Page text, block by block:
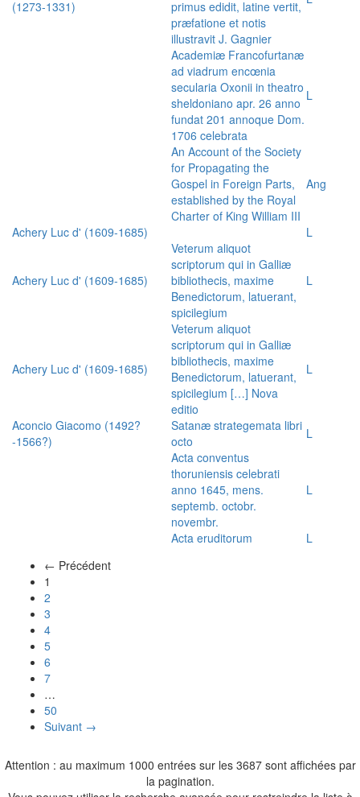
(1273-1331)
primus edidit, latine vertit,
præfatione et notis
illustravit J. Gagnier
Academiæ Francofurtanæ
ad viadrum encœnia
secularia Oxonii in theatro
sheldoniano apr. 26 anno
fundat 201 annoque Dom.
1706 celebrata
L
An Account of the Society
for Propagating the
Gospel in Foreign Parts,
established by the Royal
Charter of King William III
Ang
Achery Luc d' (1609-1685) L
Achery Luc d' (1609-1685)
Veterum aliquot
scriptorum qui in Galliæ
bibliothecis, maxime
Benedictorum, latuerant,
spicilegium
L
Achery Luc d' (1609-1685)
Veterum aliquot
scriptorum qui in Galliæ
bibliothecis, maxime
Benedictorum, latuerant,
spicilegium […] Nova
editio
L
Aconcio Giacomo (1492?
-1566?)
Satanæ strategemata libri
octo
L
Acta conventus
thoruniensis celebrati
anno 1645, mens.
septemb. octobr.
novembr.
L
Acta eruditorum
L
← Précédent
1
2
3
4
5
6
7
…
50
Suivant →
Attention : au maximum 1000 entrées sur les 3687 sont affichées par
la pagination.